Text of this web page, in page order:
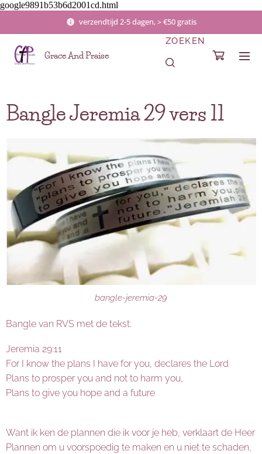
google9891b53b6d2001cd.html
verzendtijd 2-5 dagen, > €50 gratis
Grace And Praise
ZOEKEN
Bangle Jeremia 29 vers 11
bangle-jeremia-29
Bangle van RVS met de tekst:
Jeremia 29:11
For I know the plans I have for you, declares the Lord
Plans to prosper you and not to harm you,
Plans to give you hope and a future
Want ik ken de plannen die ik voor je heb, verklaart de Heer
Plannen om u voorspoedig te maken en u niet te schaden,